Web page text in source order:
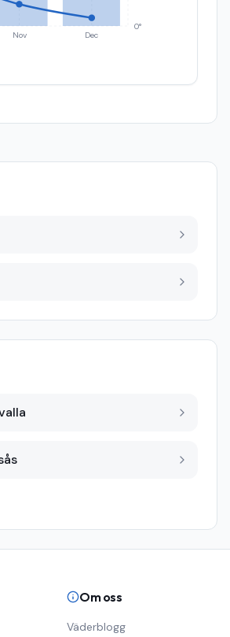
Nov Dec
0°
Om oss
Väderblogg